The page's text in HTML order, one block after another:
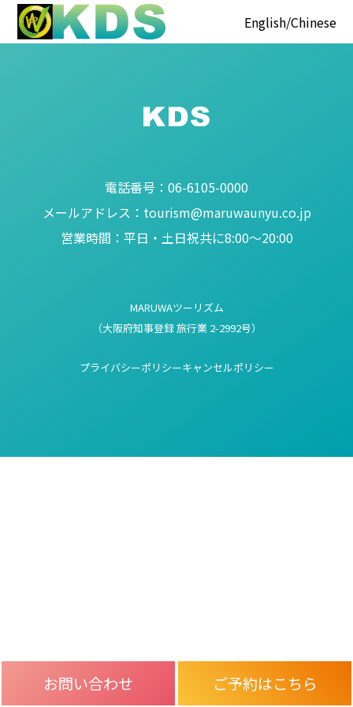
English Chinese
電話番号： 06-6105-0000
メールアドレス： tourism@maruwaunyu.co.jp
営業時間： 平日・土日祝共に8:00～20:00
MARUWAツーリズム
（大阪府知事登録 旅行業 2-2992号）
プライバシーポリシーキャンセルポリシー
お問い合わせ ご予約はこちら